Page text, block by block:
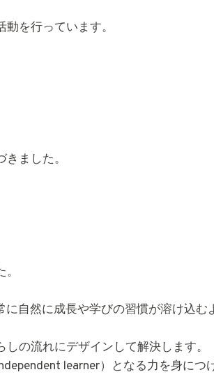
を行っています。
ました。
自然に成長や学びの習慣が溶け込む
の流れにデザインして解決します。
learner）となる力を身につ